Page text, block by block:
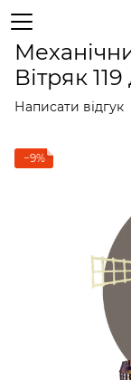
Дерев'яні
Вітряк
Написати відгук
−9%